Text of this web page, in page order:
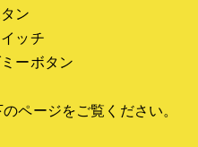
ン
ッチ
ーボタン
ページをご覧ください。